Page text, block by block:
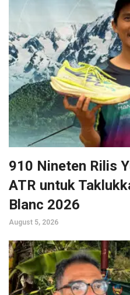
910 Nineten Rilis
ATR untuk
Blanc 2026
August 5, 2026